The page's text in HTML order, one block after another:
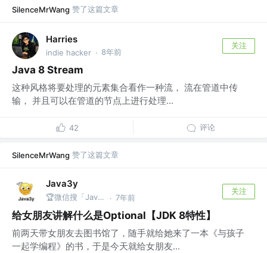
SilenceMrWang 赞了这篇文章
Harries
indie hacker · 8年前
关注
Java 8 Stream
这种风格将要处理的元素集合看作一种流， 流在管道中传
输， 并且可以在管道的节点上进行处理...
42 评论
SilenceMrWang 赞了这篇文章
Java3y
🏆微信搜「Java3y」获取原创电子书 · 7年前
关注
给女朋友讲解什么是Optional【JDK 8特性】
前两天带女朋友去图书馆了，随手就给她来了一本《与孩子
一起学编程》的书，于是今天就给女朋友...